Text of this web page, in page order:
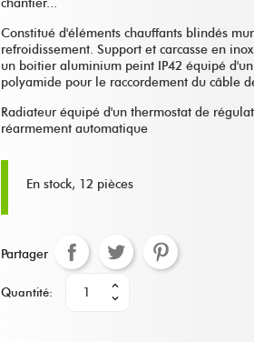
chantier...
Constitué d'éléments chauffants blindés
refroidissement. Support et carcasse en
un boitier aluminium peint IP42 équipé
polyamide pour le raccordement du câble
Radiateur équipé d'un thermostat de
réarmement automatique
En stock, 12 pièces
Partager
Quantité: